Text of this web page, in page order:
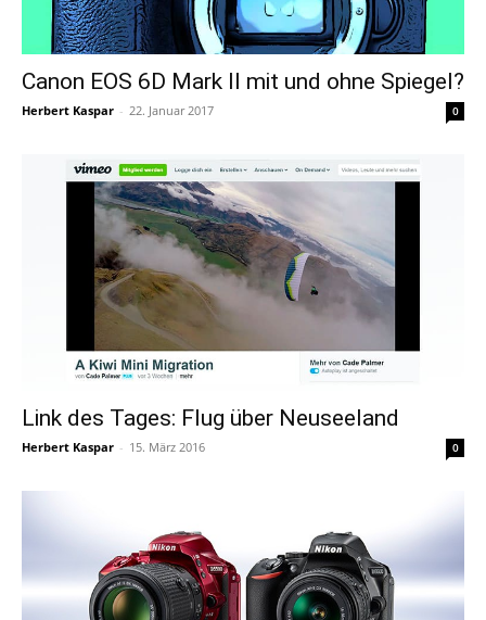
Canon EOS 6D Mark II mit und ohne Spiegel?
Herbert Kaspar - 22. Januar 2017 0
Link des Tages: Flug über Neuseeland
Herbert Kaspar - 15. März 2016 0